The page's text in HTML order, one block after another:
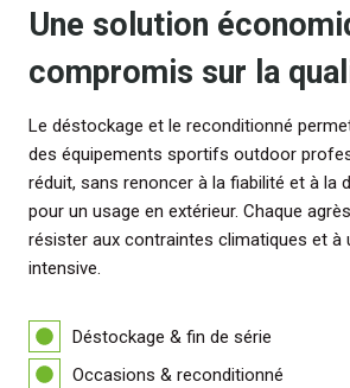
Une solution
compromis sur la
Le déstockage et le reconditionné
des équipements sportifs outdoor
réduit, sans renoncer à la fiabilité et à la
pour un usage en extérieur. Chaque
résister aux contraintes climatiques et à
intensive.
Déstockage & fin de série
Occasions & reconditionné